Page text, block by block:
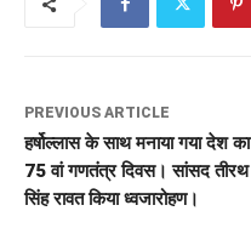
PREVIOUS ARTICLE
हर्षोल्लास के साथ मनाया गया देश का
75 वां गणतंत्र दिवस। सांसद तीरथ
सिंह रावत किया ध्वजारोहण।